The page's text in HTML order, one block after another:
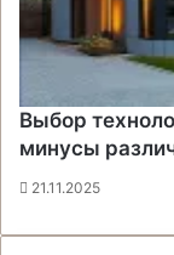
Выбор
минусы
21.11.2025